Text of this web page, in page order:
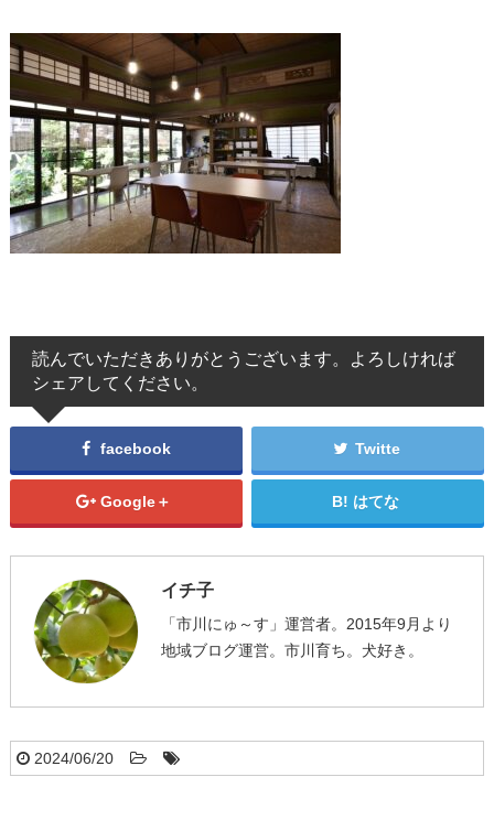
読んでいただきありがとうございます。よろしければ
シェアしてください。
facebook Twitte
Google＋ はてな
イチ子
「市川にゅ～す」運営者。2015年9月より
地域ブログ運営。市川育ち。犬好き。
2024/06/20